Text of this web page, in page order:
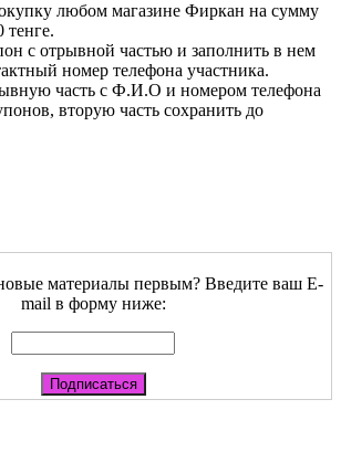
любом магазине Фиркан на сумму
тенге.
с отрывной частью и заполнить в нем
номер телефона участника.
часть с Ф.И.О и номером телефона
вторую часть сохранить до
материалы первым? Введите ваш E-
mail в форму ниже: